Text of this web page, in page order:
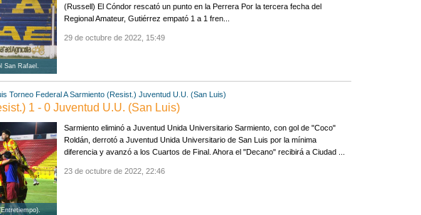
San Rafael.
(Russell) El Cóndor rescató un punto en la Perrera Por la tercera fecha del
Regional Amateur, Gutiérrez empató 1 a 1 fren...
29 de octubre de 2022, 15:49
Torneo Federal A Sarmiento (Resist.) Juventud U.U. (San Luis)
1 - 0 Juventud U.U. (San Luis)
Sarmiento eliminó a Juventud Unida Universitario Sarmiento, con gol de "Coco"
Roldán, derrotó a Juventud Unida Universitario de San Luis por la mínima
diferencia y avanzó a los Cuartos de Final. Ahora el "Decano" recibirá a Ciudad ...
23 de octubre de 2022, 22:46